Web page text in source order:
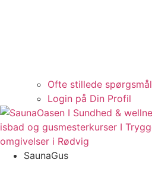
Ofte stillede spørgsmål
Login på Din Profil
SaunaGus